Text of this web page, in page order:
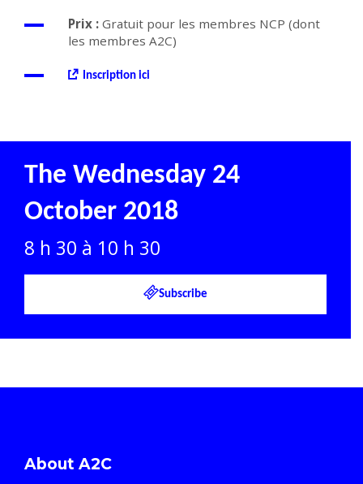
Prix : Gratuit pour les membres NCP (dont
les membres A2C)
Inscription ici
The Wednesday 24
October 2018
8 h 30 à 10 h 30
Subscribe
About A2C